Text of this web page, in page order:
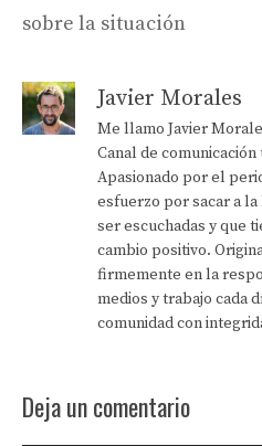
sobre la situación
Javier Morales
Me llamo Javier
Canal de comunicación
Apasionado por el
esfuerzo por sacar a
ser escuchadas y que
cambio positivo.
firmemente en la
medios y trabajo cada
comunidad con
Deja un comentario